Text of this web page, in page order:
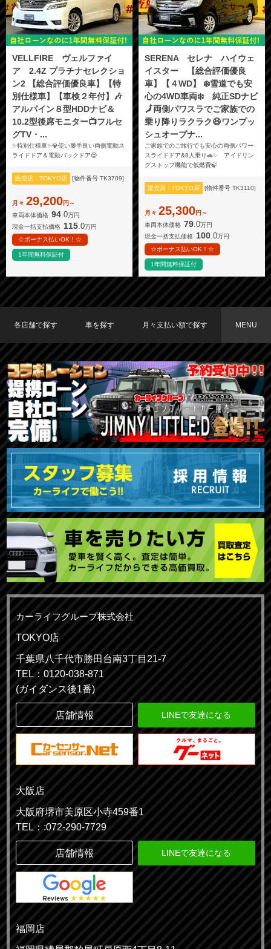
VELLFIRE ヴェルファイ
ア 2.4Z プラチナセレクショ
ン2 【総合評価優良車】【特
別仕様車】【車検２年付】🎶
アルパイン８型HDDナビ＆
10.2型後席モニター📺フルセ
グTV・...
✨特別仕様車✨💎使い勝手良い両側電動ス
ライドドア＆電動バックドア😍
販売店：TOKYO店 [物件番号 TK3709]
月々 29,200円～
車両本体価格 94.0万円
現金一括支払価格 115 .0万円
☆ボーナス払いOK！☆
1年間無料保証付
SERENA セレナ ハイウェ
イスター 【総合評価優良
車】【４WD】 ❄️雪道でも安
心の4WD車両❄️ 純正SDナビ
🗾両側パワスラでご家族での
乗り降りラクラク😆ワンプッ
シュオープナ...
ご家族でのご旅行でも安心の両側パワー
スライドドア&8人乗り🚗✨ アイドリン
グストップ機能で低燃費🍃
販売店：TOKYO店 [物件番号 TK3110]
月々 25,300円～
車両本体価格 79.0万円
現金一括支払価格 100 .0万円
☆ボーナス払いOK！☆
1年間無料保証付
各店舗で探す
TOKYO店在庫車両
大阪店在庫車両
福岡店在庫車両
車を探す
車種で探す
メーカーで探す
月々支払い額で探す
〜19,999円
20,000円〜29,999円
30,000円〜39,999円
40,000円〜49,999円
50,000円〜
MENU
カーライフグループ株式会社
TOKYO店
千葉県八千代市勝田台南3丁目21-7
TEL：0120-038-871
(ガイダンス後1番)
店舗情報 LINEで友達になる
大阪店
大阪府堺市美原区小寺459番1
TEL：:072-290-7729
店舗情報 LINEで友達になる
福岡店